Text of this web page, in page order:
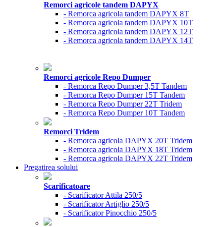
Remorci agricole tandem DAPYX
- Remorca agricola tandem DAPYX 8T
- Remorca agricola tandem DAPYX 10T
- Remorca agricola tandem DAPYX 12T
- Remorca agricola tandem DAPYX 14T
Remorci agricole Repo Dumper
- Remorca Repo Dumper 3,5T Tandem
- Remorca Repo Dumper 15T Tandem
- Remorca Repo Dumper 22T Tridem
- Remorca Repo Dumper 10T Tandem
Remorci Tridem
- Remorca agricola DAPYX 20T Tridem
- Remorca agricola DAPYX 18T Tridem
- Remorca agricola DAPYX 22T Tridem
Pregatirea solului
Scarificatoare
- Scarificator Attila 250/5
- Scarificator Artiglio 250/5
- Scarificator Pinocchio 250/5